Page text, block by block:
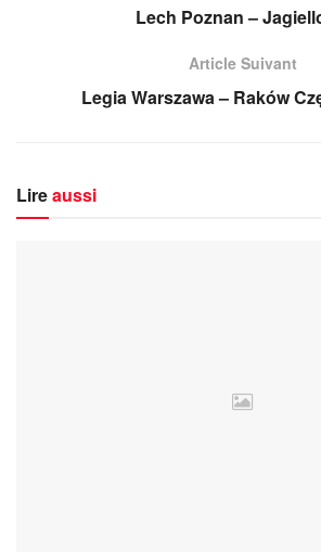
Lech Poznan –
Article Suivant
Legia Warszawa – Raków
Lireaussi